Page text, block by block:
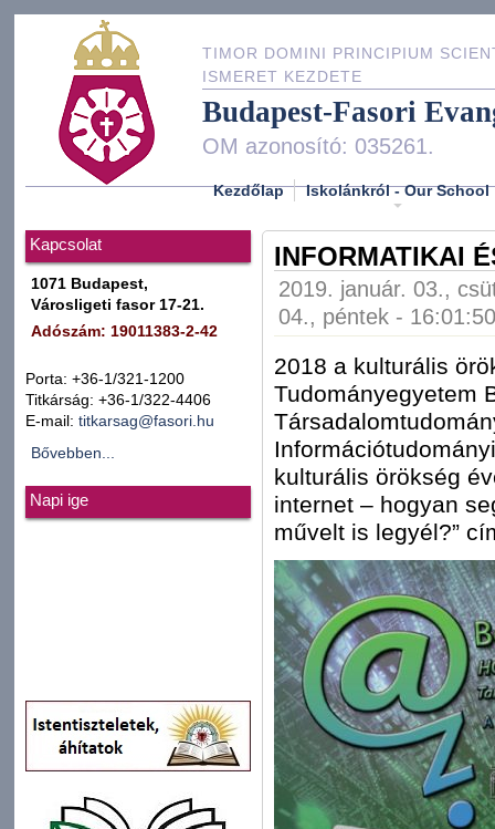
TIMOR DOMINI PRINCIPIUM
ISMERET KEZDETE
Budapest-Fasori
OM azonosító: 035261.
Kezdőlap Iskolánkról - Our School
Kapcsolat
1071 Budapest,
Városligeti fasor 17-21.
Adószám: 19011383-2-42
Porta: +36-1/321-1200
Titkárság: +36-1/322-4406
E-mail: titkarsag@fasori.hu
Bővebben...
Napi ige
INFORMATIKAI
2019. január. 03.,
04., péntek - 16:01:50
2018 a kulturális
Tudományegyetem
kulturális örökség
internet – hogyan
művelt is legyél?”